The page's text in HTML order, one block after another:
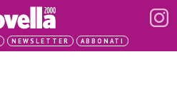
NEWSLETTER ABBONATI